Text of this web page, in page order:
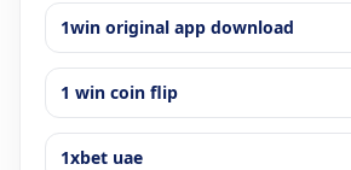
1win original app download
1 win coin flip
1xbet uae